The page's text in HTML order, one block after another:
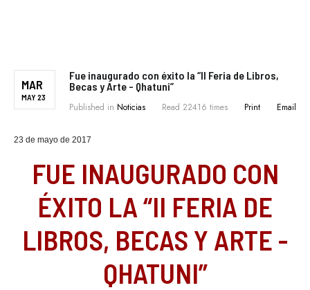
MAR
MAY 23
Fue inaugurado con éxito la “II Feria de Libros,
Becas y Arte - Qhatuni”
Published in Noticias Read 22416 times Print Email
23 de mayo de 2017
FUE INAUGURADO CON
ÉXITO LA “II FERIA DE
LIBROS, BECAS Y ARTE -
QHATUNI”